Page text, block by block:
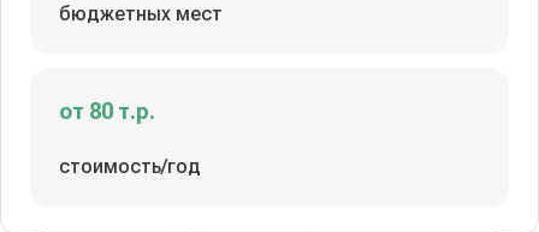
бюджетных мест
от 80 т.р.
стоимость/год